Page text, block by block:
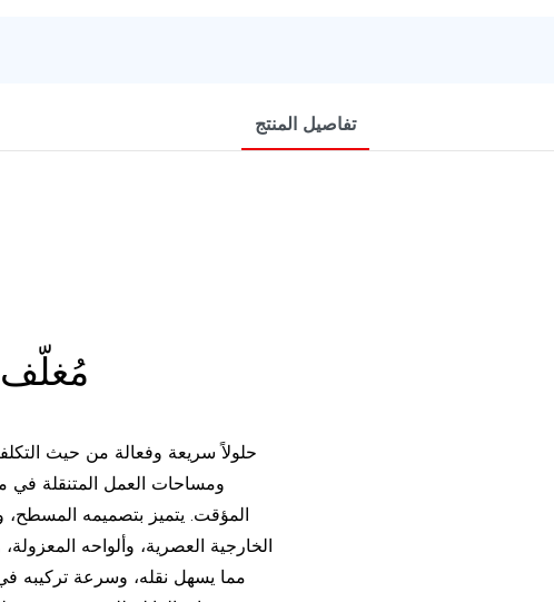
تفاصيل المنتج
ومساحات العمل المتنقلة في
المؤقت. يتميز بتصميمه المسطح،
الخارجية العصرية، وألواحه
مما يسهل نقله، وسرعة تركيبه